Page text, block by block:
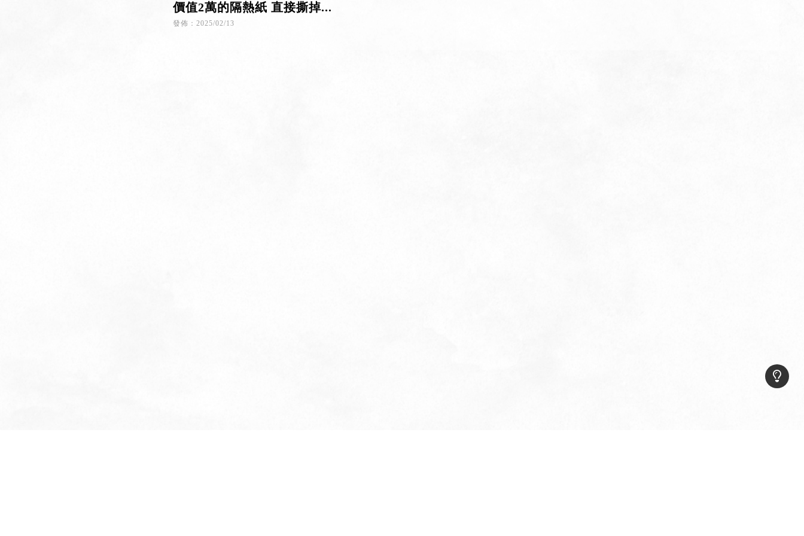
價值2萬的隔熱紙 直接撕掉...
發佈：2025/02/13